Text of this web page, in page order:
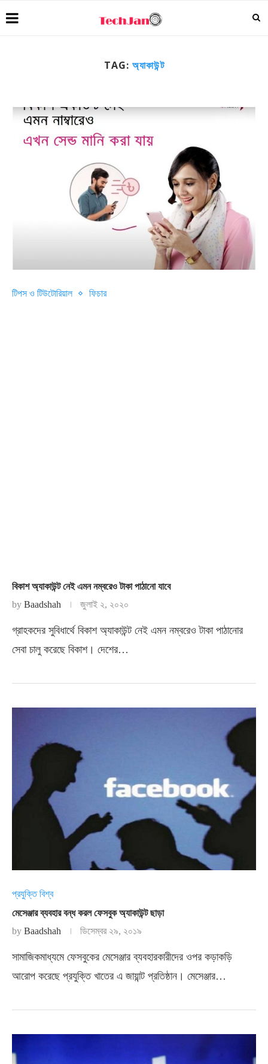
TAG: অ্যাকাউন্ট
টিপস ও টিউটোরিয়াল ফিচার
বিকাশ অ্যাকাউন্ট নেই এমন নম্বরেও টাকা পাঠানো যাবে
by Baadshah জুলাই ২, ২০২০
গ্রাহকদের সুবিধার্থে বিকাশ অ্যাকাউন্ট নেই এমন নম্বরেও টাকা পাঠানোর
সেবা চালু করেছে বিকাশ। দেশের…
প্রযুক্তি বিশ্ব
মেসেঞ্জার ব্যবহার বন্ধ করল ফেসবুক অ্যাকাউন্ট ছাড়া
by Baadshah ডিসেম্বর ২৯, ২০১৯
সামাজিকমাধ্যমে ফেসবুকের মেসেঞ্জার ব্যবহারকারীদের ওপর কড়াকড়ি
আরোপ করেছে প্রযুক্তি খাতের এ জায়ান্ট প্রতিষ্ঠান। মেসেঞ্জার…